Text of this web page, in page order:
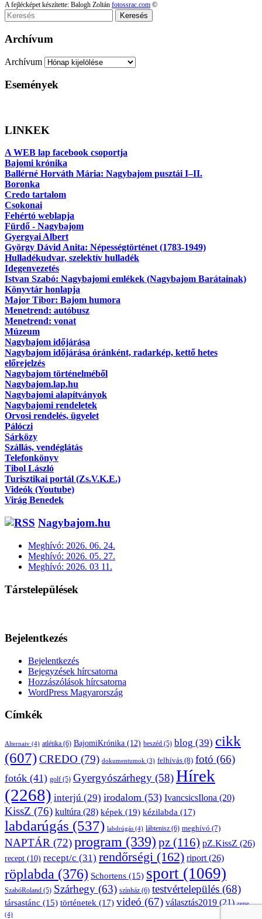
A fejlécképet készítette: Balogh Zoltán fotossrac.com ©
Keresés
Archívum
Archívum
Események
LINKEK
A WEB lap facebook csoportja
Bajomi krónika
Ballérné Horváth Mária: Nagybajom pusztái I–II.
Boronka
Credo tartalom
Csokonai
Fehértó weblapja
Fürdő - Nagybajom
Gyergyai Albert
György Dávid Anita: Népességtörténet (1783-1949)
Hulladékudvar, szelektív hulladék
Idegenvezetés
Istvan Szabó: Nagybajomi emlékek (Nagybajom Barátainak)
Könyvtár honlapja
Major Tibor: Bajom humora
Menetrend: autóbusz
Menetrend: vonat
Múzeum
Nagybajom időjárása
Nagybajom időjárása óránként, radarkép, kettő hetes
előrejelzés
Nagybajom történelméből
Nagybajom.lap.hu
Nagybajomi alapítványok
Nagybajomi rendeletek
Orvosi rendelés, ügyelet
Pálóczi
Sárközy
Szállás, vendéglátás
Telefonkönyv
Tibol László
Turisztikai portál (Zs.V.K.E.)
Videók (Youtube)
Virág Benedek
Nagybajom.hu
Meghívó: 2026. 06. 24.
Meghívó: 2026. 05. 27.
Meghívó: 2026. 03 11.
Társtelepülések
Bejelentkezés
Bejelentkezés
Bejegyzések hírcsatorna
Hozzászólások hírcsatorna
WordPress Magyarország
Címkék
Alternaiv (4) atlétika (6) BajomiKrónika (12) beszéd (5) blog (39) cikk
(607)CREDO (79) dokumentumok (3) felhívás (8) fotó (66)
fotók (41) golf (5) Gyergyószárhegy (58)Hírek
(2268) interjú (29) irodalom (53) IvancsicsIlona (20)
KissZ (76) kultúra (28) képek (19) kézilabda (17)
labdarúgás (537) labdrúgás (4) lábtenisz (6) meghívó (7)
NAPTÁR (72)program (339) pz (116) pZ.KissZ (26)
recept (10) recept/c (31) rendőrségi (162) riport(26)
röplabda (376) Schortens (15) sport (1069)
SzabóRoland (5) Szárhegy (63) színház (6) testvértelepülés (68)
társastánc (15) történetek (17) videó (67) választás2019 (21) zene
(4)